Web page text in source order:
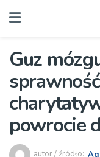
Guz
powrocie
autor / źródło: